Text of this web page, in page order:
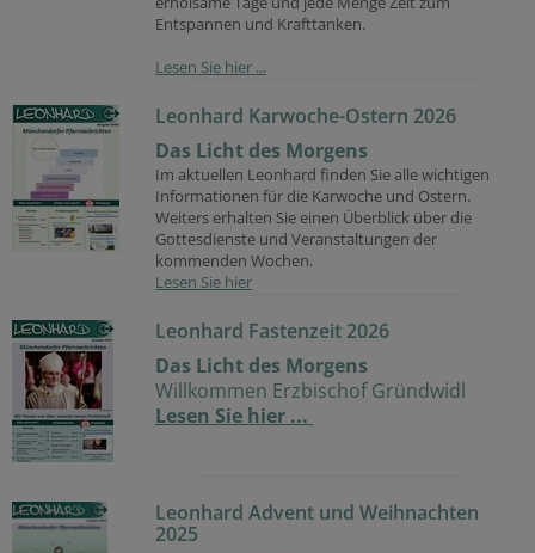
Entspannen und Krafttanken.
Lesen Sie hier ...
Leonhard Karwoche-Ostern 2026
Das Licht des Morgens
Im aktuellen Leonhard finden Sie alle wichtigen
Informationen für die Karwoche und Ostern.
Weiters erhalten Sie einen Überblick über die
Gottesdienste und Veranstaltungen der
kommenden Wochen.
Lesen Sie hier
Leonhard Fastenzeit 2026
Das Licht des Morgens
Willkommen Erzbischof Gründwidl
Lesen Sie hier ...
Leonhard Advent und Weihnachten
2025